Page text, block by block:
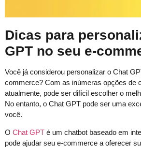
Dicas para
GPT no seu e-
Você já considerou personalizar o Chat
commerce? Com as inúmeras opções de
atualmente, pode ser difícil escolher o
No entanto, o Chat GPT pode ser uma
você.
O Chat GPT é um chatbot baseado em
pode ajudar seu e-commerce a oferecer